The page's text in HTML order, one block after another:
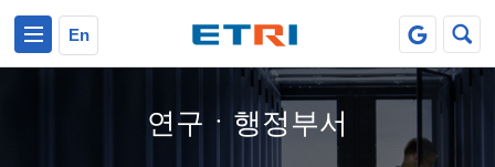
En
연구ㆍ행정부서